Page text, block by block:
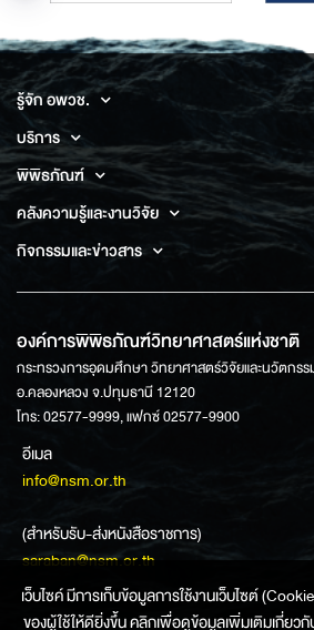
รู้จัก อพวช.
บริการ
พิพิธภัณฑ์
คลังความรู้และงานวิจัย
กิจกรรมและข่าวสาร
องค์การพิพิธภัณฑ์วิทยาศาสตร์แห่งชาติ
กระทรวงการอุดมศึกษา วิทยาศาสตร์วิจัยและนวัตกร
อ.คลองหลวง จ.ปทุมธานี 12120
โทร: 02577-9999, แฟกซ์ 02577-9900
อีเมล
info@nsm.or.th
(สำหรับรับ-ส่งหนังสือราชการ)
saraban@nsm.or.th
เว็บไซค์ มีการเก็บข้อมูลการใช้งานเว็บไซต์
ของผู้ใช้ให้ดียิ่งขึ้น คลิกเพื่อดูข้อมูลเพิ่มเติมเกี่ยว